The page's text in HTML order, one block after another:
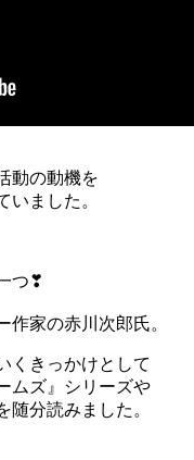
動の動機を
いました。
つ❣
家の赤川次郎氏。
くきっかけとして
ムズ』シリーズや
随分読みました。